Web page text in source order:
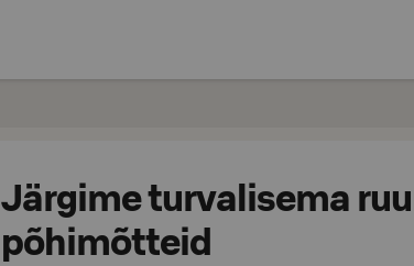
Järgime turvalisema
põhimõtteid